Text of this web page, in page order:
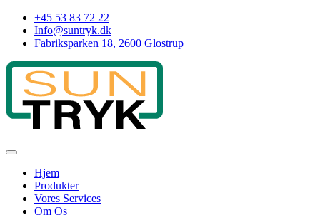
Skip
content
+45 53 83 72 22
Info@suntryk.dk
Fabriksparken 18, 2600 Glostrup
Hjem
Produkter
Vores Services
Om Os